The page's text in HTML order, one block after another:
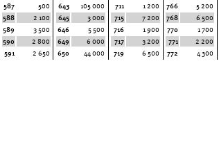
587
500
588
2 100
589
3 500
590
2 800
591
2 650
643
105 000
645
3 000
646
5 500
649
6 000
650
44 000
711
1 200
715
7 200
716
1 900
717
3 200
719
6 500
766
5 200
768
6 500
770
1 700
771
2 200
772
4 300